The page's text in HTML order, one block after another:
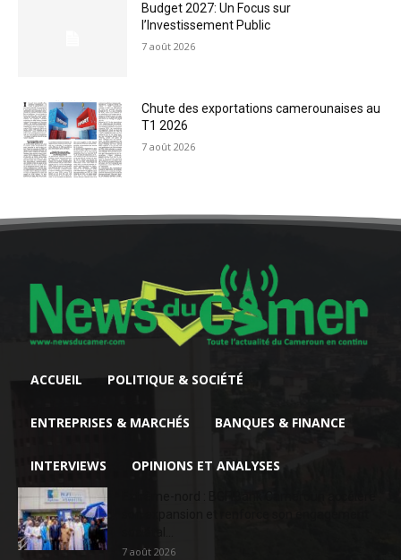
Budget 2027: Un Focus sur
l’Investissement Public
7 août 2026
Chute des exportations camerounaises au
T1 2026
7 août 2026
ACCUEIL POLITIQUE & SOCIÉTÉ
ENTREPRISES & MARCHÉS BANQUES & FINANCE
INTERVIEWS OPINIONS ET ANALYSES
7 août 2026